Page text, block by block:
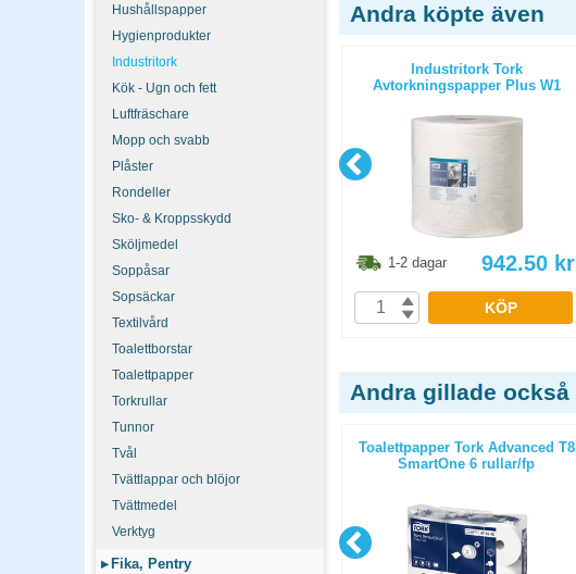
Hushållspapper
Hygienprodukter
Industritork
Kök - Ugn och fett
Luftfräschare
Mopp och svabb
Plåster
Rondeller
Sko- & Kroppsskydd
Sköljmedel
Soppåsar
Sopsäckar
Textilvård
Toalettborstar
Toalettpapper
Torkrullar
Tunnor
Tvål
Tvättlappar och blöjor
Tvättmedel
Verktyg
▸ Fika, Pentry
Andra köpte även
Kopieringspapper Nordic Office A4
OHÅLAT 80g 5x500st/kartong
1-2 dagar
Industritork Tork
Avtorkningspapper Plus W1
1-2 dagar 942.50 kr
KÖP
Andra gillade också
Toalettrengöring Domestos
Toalettpapper Tork Advanced T8
SmartOne 6 rullar/fp